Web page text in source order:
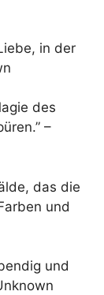
in der
des
–
das die
und
und